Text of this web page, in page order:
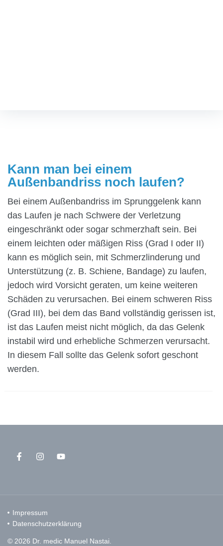
Kann man bei einem
Außenbandriss noch laufen?
Bei einem Außenbandriss im Sprunggelenk kann
das Laufen je nach Schwere der Verletzung
eingeschränkt oder sogar schmerzhaft sein. Bei
einem leichten oder mäßigen Riss (Grad I oder II)
kann es möglich sein, mit Schmerzlinderung und
Unterstützung (z. B. Schiene, Bandage) zu laufen,
jedoch wird Vorsicht geraten, um keine weiteren
Schäden zu verursachen. Bei einem schweren Riss
(Grad III), bei dem das Band vollständig gerissen ist,
ist das Laufen meist nicht möglich, da das Gelenk
instabil wird und erhebliche Schmerzen verursacht.
In diesem Fall sollte das Gelenk sofort geschont
werden.
Impressum
Datenschutzerklärung
© 2026 Dr. medic Manuel Nastai.